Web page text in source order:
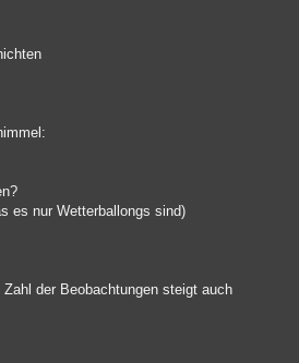
es nur Wetterballongs sind)
der Beobachtungen steigt auch